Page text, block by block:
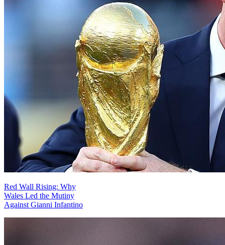
Red Wall Rising: Why
Wales Led the Mutiny
Against Gianni Infantino